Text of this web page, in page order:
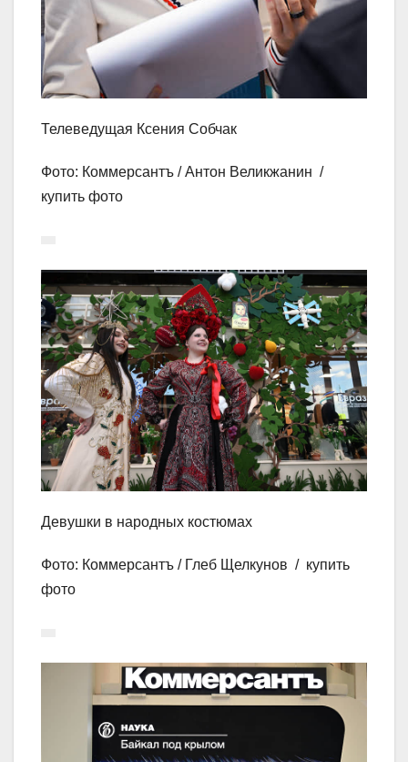
Телеведущая Ксения Собчак
Фото: Коммерсантъ / Антон Великжанин /
купить фото
Девушки в народных костюмах
Фото: Коммерсантъ / Глеб Щелкунов / купить
фото